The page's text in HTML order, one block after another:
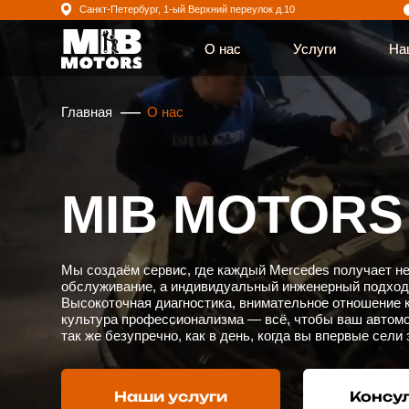
О нас Услуги Наша
О нас Услуги Наша
Санкт-Петербург, 1-ый Верхний переулок д.10
MIB MOTORS
Мы создаём сервис, где каждый Mercedes получает не просто
обслуживание, а индивидуальный инженерный подход.
Высокоточная диагностика, внимательное отношение к
культура профессионализма — всё, чтобы ваш автомобиль
так же безупречно, как в день, когда вы впервые сели за руль
Наши услуги
О нас